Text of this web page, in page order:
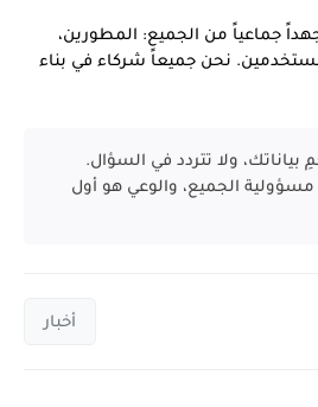
جماعياً من الجميع: المطورين،
نحن جميعاً شركاء في بناء
بياناتك، ولا تتردد في السؤال.
مسؤولية الجميع، والوعي هو أول
أخبار